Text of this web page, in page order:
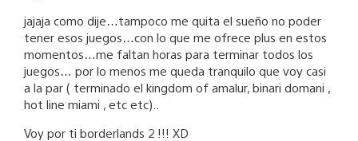
jajaja como dije…tampoco me quita el sueño no poder
tener esos juegos…con lo que me ofrece plus en estos
momentos…me faltan horas para terminar todos los
juegos… por lo menos me queda tranquilo que voy casi
a la par ( terminado el kingdom of amalur, binari domani ,
hot line miami , etc etc)..
Voy por ti borderlands 2 !!! XD